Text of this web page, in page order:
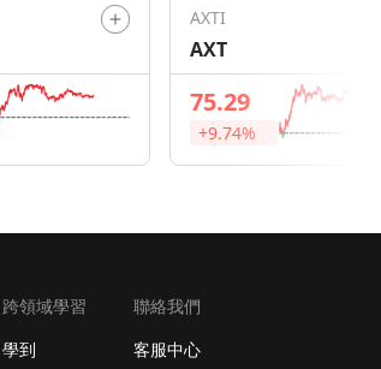
AXTI
AXT
75.29
+9.74%
跨領域學習
學到
聯絡我們
客服中心